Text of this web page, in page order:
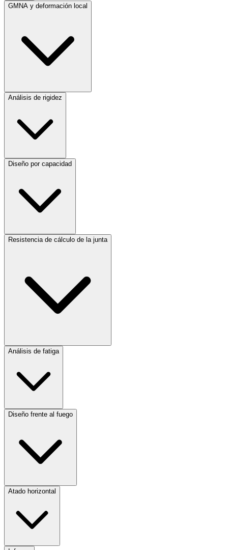
GMNA y deformación local
Análisis de rigidez
Diseño por capacidad
Resistencia de cálculo de la junta
Análisis de fatiga
Diseño frente al fuego
Atado horizontal